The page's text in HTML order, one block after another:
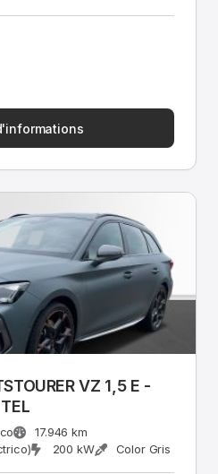
VZ 1,5 E -
17.946 km
200 kW Color Gris